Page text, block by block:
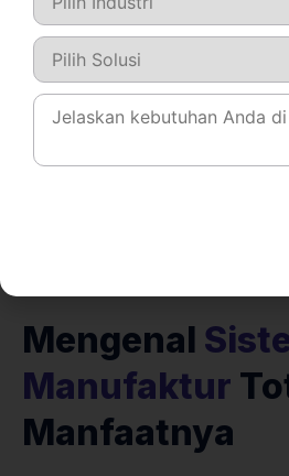
kemudahan dalam
Sejauh ini,tim Total
dan solutif dalam hal
pertanyaan maupun
hadapi."
Mengenal
Manufaktur
Manfaatnya